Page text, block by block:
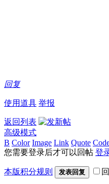
回复
使用道具 举报
返回列表
高级模式
B Color Image Link Quote
您需要登录后才可以回帖 登
本版积分规则 发表回复